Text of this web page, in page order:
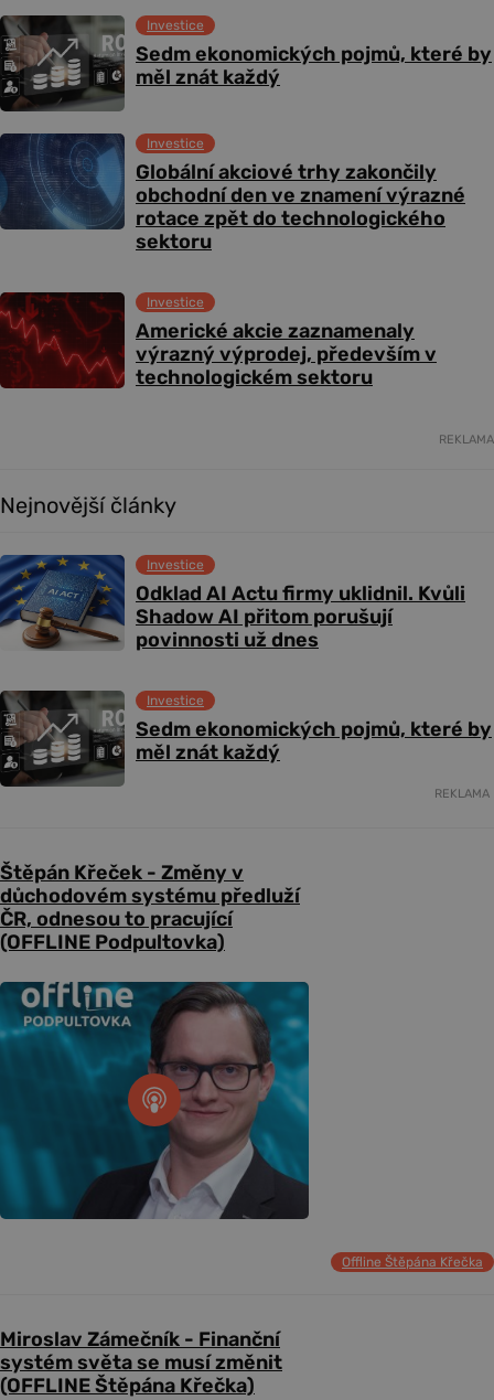
Sedm ekonomických pojmů, které by
měl znát každý
Investice
Globální akciové trhy zakončily
obchodní den ve znamení výrazné
rotace zpět do technologického
sektoru
Investice
Americké akcie zaznamenaly
výrazný výprodej, především v
technologickém sektoru
Investice
REKLAMA
Nejnovější články
Odklad AI Actu firmy uklidnil. Kvůli
Shadow AI přitom porušují
povinnosti už dnes
Investice
Sedm ekonomických pojmů, které by
měl znát každý
Investice
REKLAMA
Štěpán Křeček - Změny v
důchodovém systému předluží
ČR, odnesou to pracující
(OFFLINE Podpultovka)
Offline Štěpána Křečka
Miroslav Zámečník - Finanční
systém světa se musí změnit
(OFFLINE Štěpána Křečka)